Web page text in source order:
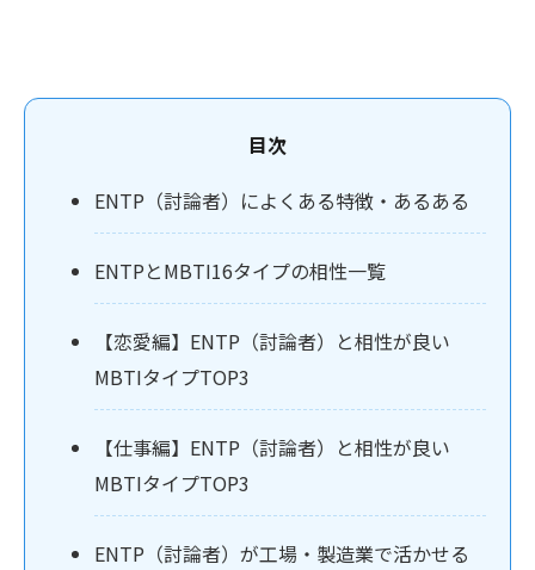
目次
ENTP（討論者）によくある特徴・あるある
ENTPとMBTI16タイプの相性一覧
【恋愛編】ENTP（討論者）と相性が良い
MBTIタイプTOP3
【仕事編】ENTP（討論者）と相性が良い
MBTIタイプTOP3
ENTP（討論者）が工場・製造業で活かせる